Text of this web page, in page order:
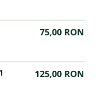
75,00 RON
125,00 RON